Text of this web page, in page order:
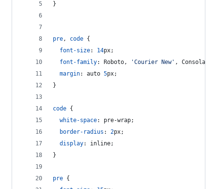
}
pre, code {
font-size: 14px;
font-family: Roboto, 'Courier New' , Consolas
margin: auto 5px;
}
code {
white-space:
pre-wrap;
border-radius : 2px;
display:
inline;
}
pre {